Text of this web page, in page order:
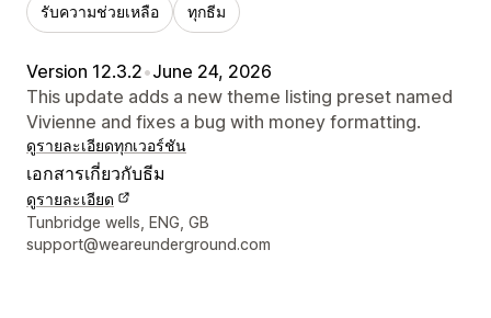
รับความช่วยเหลือ ทุกธีม
Version 12.3.2•June 24, 2026
This update adds a new theme listing preset named
Vivienne and fixes a bug with money formatting.
ดูรายละเอียดทุกเวอร์ชัน
เอกสารเกี่ยวกับธีม
ดูรายละเอียด
รายละเอียดการติดต่อผู้ออกแบบ
Tunbridge wells, ENG, GB
support@weareunderground.com